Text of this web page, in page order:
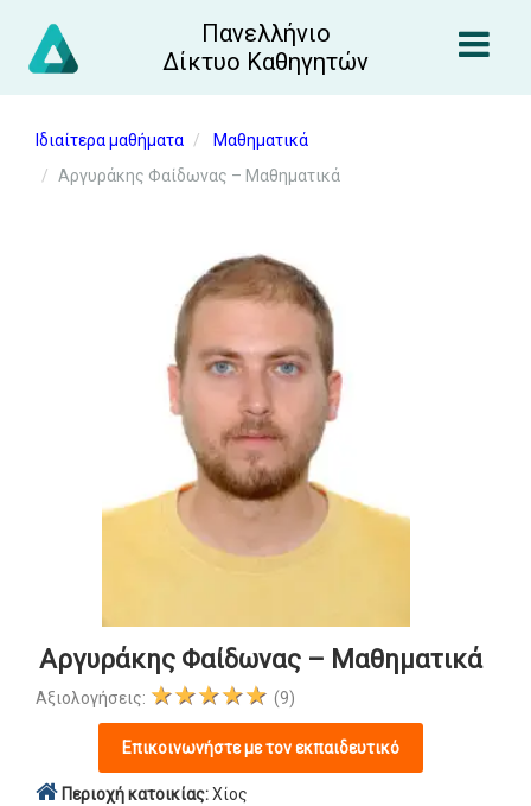
Πανελλήνιο
Δίκτυο Καθηγητών
Ιδιαίτερα μαθήματα
Μαθηματικά
Αργυράκης Φαίδωνας – Μαθηματικά
Αργυράκης Φαίδωνας – Μαθηματικά
Αξιολογήσεις: ★★★★★ (9)
Επικοινωνήστε με τον εκπαιδευτικό
Περιοχή κατοικίας:Χίος